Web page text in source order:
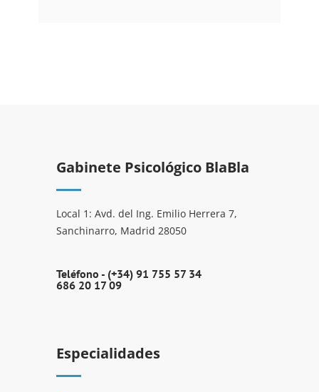
Gabinete Psicológico BlaBla
Local 1: Avd. del Ing. Emilio Herrera 7,
Sanchinarro, Madrid 28050
Teléfono - (+34) 91 755 57 34
686 20 17 09
Especialidades